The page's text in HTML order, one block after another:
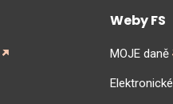
Weby FS
MOJE daně